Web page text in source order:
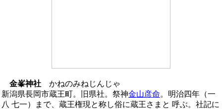
金峯神社 かねのみねじんじゃ
新潟県長岡市蔵王町。旧県社。祭神金山彦命。明治四年（一
八 七一）まで、蔵王権現と称し俗に蔵王さまと 呼ぶ。社記に